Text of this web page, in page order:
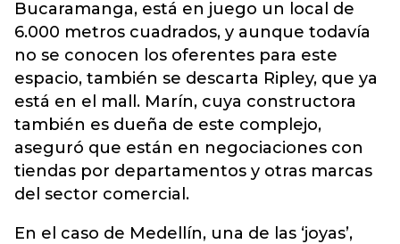
Bucaramanga, está en juego un local de
6.000 metros cuadrados, y aunque todavía
no se conocen los oferentes para este
espacio, también se descarta Ripley, que ya
está en el mall. Marín, cuya constructora
también es dueña de este complejo,
aseguró que están en negociaciones con
tiendas por departamentos y otras marcas
del sector comercial.
En el caso de Medellín, una de las ‘joyas’,